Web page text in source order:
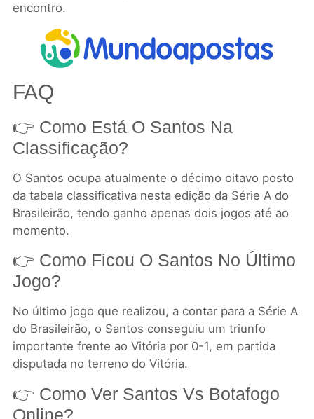
encontro.
FAQ
👉 Como Está O Santos Na
Classificação?
O Santos ocupa atualmente o décimo oitavo posto
da tabela classificativa nesta edição da Série A do
Brasileirão, tendo ganho apenas dois jogos até ao
momento.
👉 Como Ficou O Santos No Último
Jogo?
No último jogo que realizou, a contar para a Série A
do Brasileirão, o Santos conseguiu um triunfo
importante frente ao Vitória por 0-1, em partida
disputada no terreno do Vitória.
👉 Como Ver Santos Vs Botafogo
Online?